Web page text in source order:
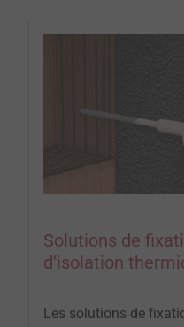
Solutions de
d’isolation
Les solutions de